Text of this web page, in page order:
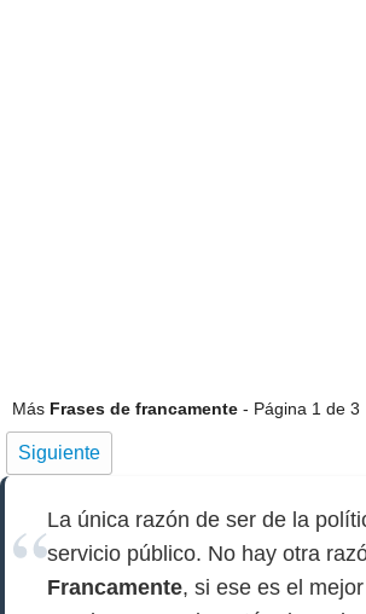
Más Frases de francamente - Página 1 de 3
Siguiente
La única razón de ser de la
servicio público. No hay otra
Francamente, si ese es el